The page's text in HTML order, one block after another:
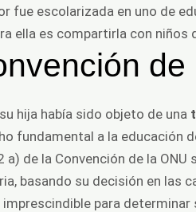
fue escolarizada en uno de
ella es compartirla con
de
hija había sido objeto de una
fundamental a la
de la Convención de la ONU
basando su decisión en las
para